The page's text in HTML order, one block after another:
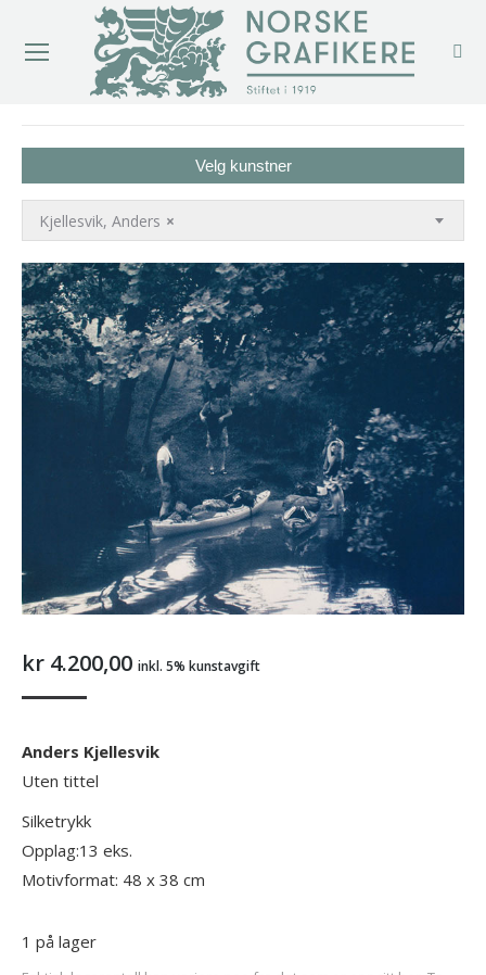
Velg kunstner
×
Kjellesvik, Anders
kr 4.200,00 inkl. 5% kunstavgift
Anders Kjellesvik
Uten tittel
Silketrykk
Opplag:13 eks.
Motivformat: 48 x 38 cm
1 på lager